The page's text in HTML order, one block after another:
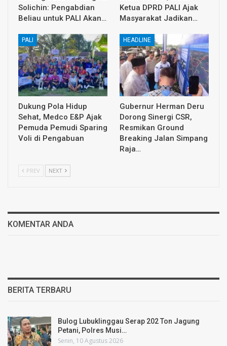
Solichin: Pengabdian
Beliau untuk PALI Akan…
Ketua DPRD PALI Ajak
Masyarakat Jadikan…
PALI
Dukung Pola Hidup
Sehat, Medco E&P Ajak
Pemuda Pemudi Sparing
Voli di Pengabuan
HEADLINE
Gubernur Herman Deru
Dorong Sinergi CSR,
Resmikan Ground
Breaking Jalan Simpang
Raja…
PREV NEXT
KOMENTAR ANDA
BERITA TERBARU
Bulog Lubuklinggau Serap 202 Ton Jagung
Petani, Polres Musi…
Senin, 10 Agustus 2026